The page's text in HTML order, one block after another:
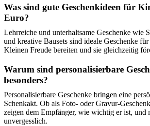
Was sind gute Geschenkideen für
Euro?
Lehrreiche und unterhaltsame Geschenke wie
und kreative Bausets sind ideale Geschenke
Kleinen Freude bereiten und sie gleichzeitig
Warum sind personalisierbare
besonders?
Personalisierbare Geschenke bringen eine
Schenkakt. Ob als Foto- oder Gravur-
zeigen dem Empfänger, wie wichtig er ist, und
unvergesslich.